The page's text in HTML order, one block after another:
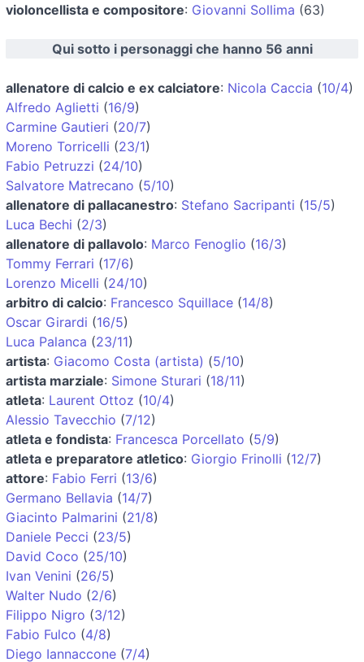
violoncellista e compositore: Giovanni Sollima (63)
Qui sotto i personaggi che hanno 56 anni
allenatore di calcio e ex calciatore: Nicola Caccia (10/4)
Alfredo Aglietti (16/9)
Carmine Gautieri (20/7)
Moreno Torricelli (23/1)
Fabio Petruzzi (24/10)
Salvatore Matrecano (5/10)
allenatore di pallacanestro: Stefano Sacripanti (15/5)
Luca Bechi (2/3)
allenatore di pallavolo: Marco Fenoglio (16/3)
Tommy Ferrari (17/6)
Lorenzo Micelli (24/10)
arbitro di calcio: Francesco Squillace (14/8)
Oscar Girardi (16/5)
Luca Palanca (23/11)
artista: Giacomo Costa (artista) (5/10)
artista marziale: Simone Sturari (18/11)
atleta: Laurent Ottoz (10/4)
Alessio Tavecchio (7/12)
atleta e fondista: Francesca Porcellato (5/9)
atleta e preparatore atletico: Giorgio Frinolli (12/7)
attore: Fabio Ferri (13/6)
Germano Bellavia (14/7)
Giacinto Palmarini (21/8)
Daniele Pecci (23/5)
David Coco (25/10)
Ivan Venini (26/5)
Walter Nudo (2/6)
Filippo Nigro (3/12)
Fabio Fulco (4/8)
Diego Iannaccone (7/4)